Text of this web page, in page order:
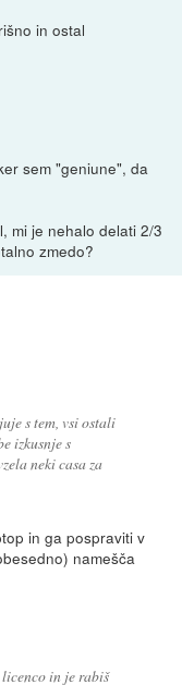
in ostal
sem "geniune", da
mi je nehalo delati 2/3
zmedo?
s tem, vsi ostali
izkusnje s
neki casa za
in ga pospraviti v
namešča
licenco in je rabiš